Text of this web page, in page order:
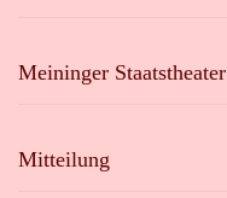
Meininger Staatstheater
Mitteilung